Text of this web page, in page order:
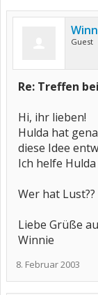
Guest
Re: Treffen
Hi, ihr lieben!
Hulda hat
diese Idee
Ich helfe
Wer hat Lust??
Liebe Grüße
Winnie
8. Februar 2003